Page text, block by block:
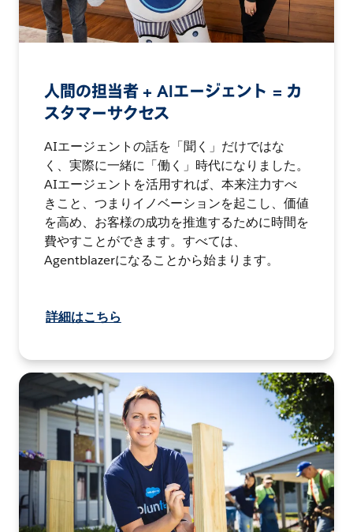
人間の担当者 + AIエージェント = カ
スタマーサクセス
AIエージェントの話を「聞く」だけではな
く、実際に一緒に「働く」時代になりました。
AIエージェントを活用すれば、本来注力すべ
きこと、つまりイノベーションを起こし、価値
を高め、お客様の成功を推進するために時間を
費やすことができます。すべては、
Agentblazerになることから始まります。
詳細はこちら